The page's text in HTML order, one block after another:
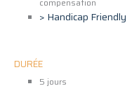
compensation
> Handicap Friendly
DURÉE
5 jours